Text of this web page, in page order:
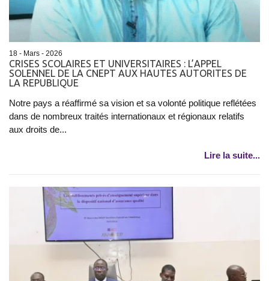
18 - Mars - 2026
CRISES SCOLAIRES ET UNIVERSITAIRES : L’APPEL
SOLENNEL DE LA CNEPT AUX HAUTES AUTORITES DE
LA REPUBLIQUE
Notre pays a réaffirmé sa vision et sa volonté politique reflétées
dans de nombreux traités internationaux et régionaux relatifs
aux droits de...
Lire la suite...